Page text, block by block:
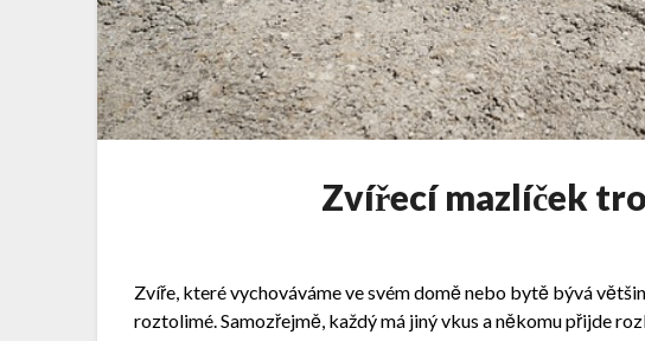
Zvířecí mazlíček
Zvíře, které vychováváme ve svém domě nebo bytě bývá
roztolimé. Samozřejmě, každý má jiný vkus a někomu přijde